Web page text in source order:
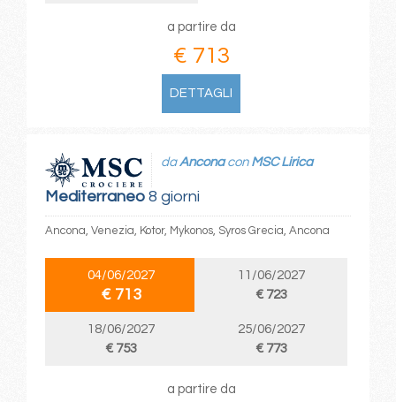
a partire da
€ 713
DETTAGLI
Mediterraneo8 giorni
daAnconacon MSC Lirica
Ancona, Venezia, Kotor, Mykonos, Syros Grecia, Ancona
04/06/2027
€ 713
11/06/2027
€ 723
18/06/2027
€ 753
25/06/2027
€ 773
a partire da